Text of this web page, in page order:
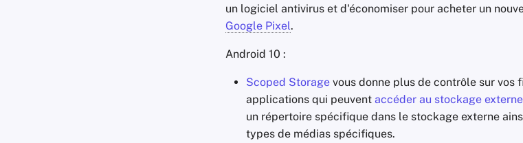
un logiciel antivirus et d'économiser pour acheter un
Google Pixel.
Android 10 :
Scoped Storage vous donne plus de contrôle sur vos
applications qui peuvent accéder au stockage externe
un répertoire spécifique dans le stockage externe
types de médias spécifiques.